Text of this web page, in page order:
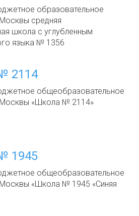
образовательное
средняя
школа с углубленным
языка № 1356
2114
общеобразовательное
«Школа № 2114»
1945
общеобразовательное
«Школа № 1945 «Синяя